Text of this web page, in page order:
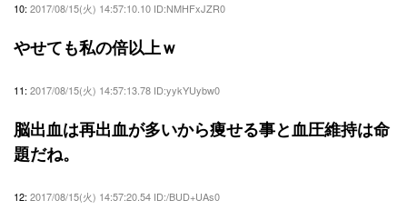
10: 2017/08/15(火) 14:57:10.10 ID:NMHFxJZR0
やせても私の倍以上ｗ
11: 2017/08/15(火) 14:57:13.78 ID:yykYUybw0
脳出血は再出血が多いから痩せる事と血圧維持は命
題だね。
12: 2017/08/15(火) 14:57:20.54 ID:/BUD+UAs0